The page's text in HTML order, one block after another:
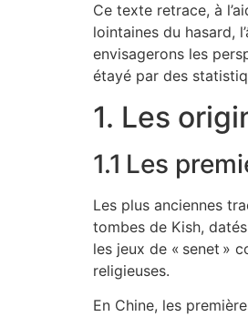
Ce texte retrace, à
lointaines du hasard,
envisagerons les
étayé par des
1. Les
1.1 Les
Les plus anciennes
tombes de Kish,
les jeux de « senet »
religieuses.
En Chine, les